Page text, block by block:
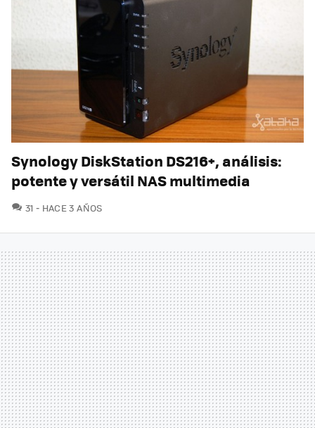
Synology DiskStation DS216+, análisis:
potente y versátil NAS multimedia
31 COMENTARIOS
HACE 3 AÑOS